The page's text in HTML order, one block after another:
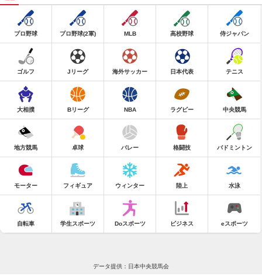
プロ野球 プロ野球(2軍) MLB 高校野球 侍ジャパン
ゴルフ Jリーグ 海外サッカー 日本代表 テニス
大相撲 Bリーグ NBA ラグビー 中央競馬
地方競馬 卓球 バレー 格闘技 バドミントン
モーター フィギュア ウィンター 陸上 水泳
自転車 学生スポーツ Doスポーツ ビジネス eスポーツ
データ提供：日本中央競馬会